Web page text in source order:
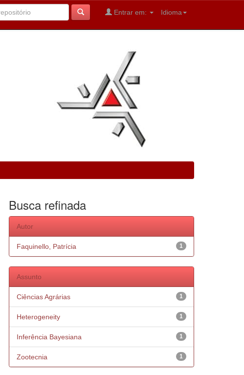
Idioma
Entrar em:
Busca refinada
Autor
1
Faquinello, Patrícia
Assunto
1
Ciências Agrárias
1
Heterogeneity
1
Inferência Bayesiana
1
Zootecnia